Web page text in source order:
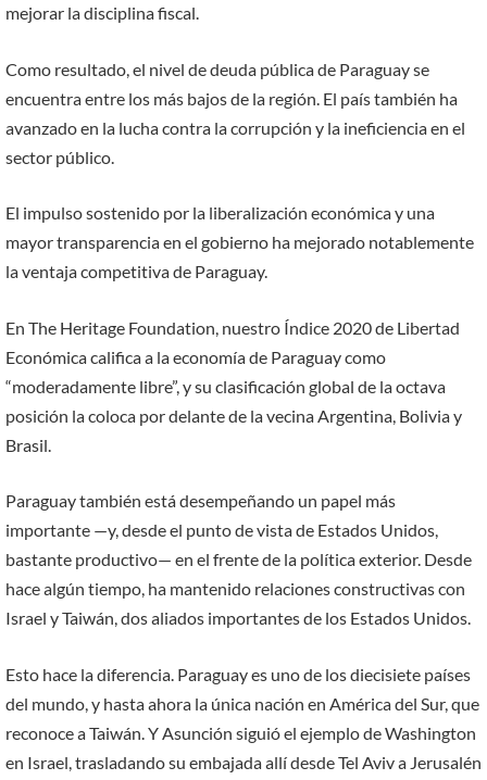
mejorar la disciplina fiscal.
Como resultado, el nivel de deuda pública de Paraguay se
encuentra entre los más bajos de la región. El país también ha
avanzado en la lucha contra la corrupción y la ineficiencia en el
sector público.
El impulso sostenido por la liberalización económica y una
mayor transparencia en el gobierno ha mejorado notablemente
la ventaja competitiva de Paraguay.
En The Heritage Foundation, nuestro Índice 2020 de Libertad
Económica califica a la economía de Paraguay como
“moderadamente libre”, y su clasificación global de la octava
posición la coloca por delante de la vecina Argentina, Bolivia y
Brasil.
Paraguay también está desempeñando un papel más
importante —y, desde el punto de vista de Estados Unidos,
bastante productivo— en el frente de la política exterior. Desde
hace algún tiempo, ha mantenido relaciones constructivas con
Israel y Taiwán, dos aliados importantes de los Estados Unidos.
Esto hace la diferencia. Paraguay es uno de los diecisiete países
del mundo, y hasta ahora la única nación en América del Sur, que
reconoce a Taiwán. Y Asunción siguió el ejemplo de Washington
en Israel, trasladando su embajada allí desde Tel Aviv a Jerusalén